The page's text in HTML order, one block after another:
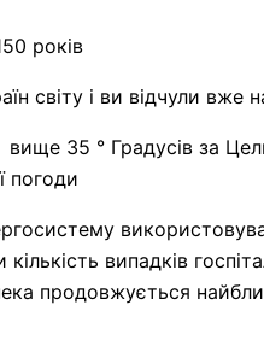
років
світу і ви відчули вже
вище 35 ° Градусів за
погоди
випадків
продовжується